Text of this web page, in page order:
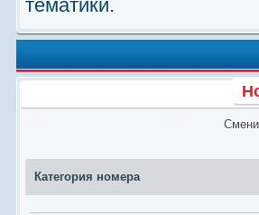
тематики.
Категория номера